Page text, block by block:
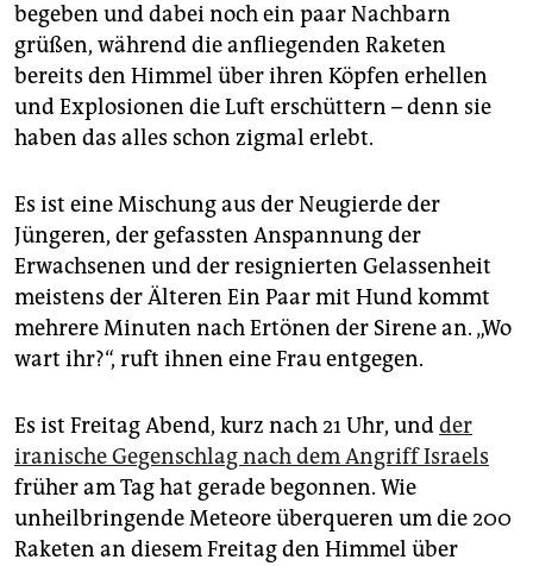
begeben und dabei noch ein paar Nachbarn
grüßen, während die anfliegenden Raketen
bereits den Himmel über ihren Köpfen erhellen
und Explosionen die Luft erschüttern – denn sie
haben das alles schon zigmal erlebt.
Es ist eine Mischung aus der Neugierde der
Jüngeren, der gefassten Anspannung der
Erwachsenen und der resignierten Gelassenheit
meistens der Älteren Ein Paar mit Hund kommt
mehrere Minuten nach Ertönen der Sirene an. „Wo
wart ihr?“, ruft ihnen eine Frau entgegen.
Es ist Freitag Abend, kurz nach 21 Uhr, undder
iranische Gegenschlag nach dem Angriff Israels
früher am Tag hat gerade begonnen. Wie
unheilbringende Meteore überqueren um die 200
Raketen an diesem Freitag den Himmel über